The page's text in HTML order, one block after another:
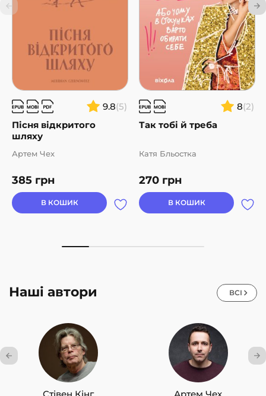
9.8(5)
Пісня відкритого
шляху
385 грн
Артем Чех
В КОШИК
8(2)
Так тобі й треба
270 грн
Катя Бльостка
В КОШИК
Наші автори ВСІ